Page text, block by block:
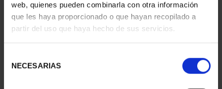
web, quienes pueden combinarla con otra información
que les haya proporcionado o que hayan recopilado a
partir del uso que haya hecho de sus servicios.
NECESARIAS